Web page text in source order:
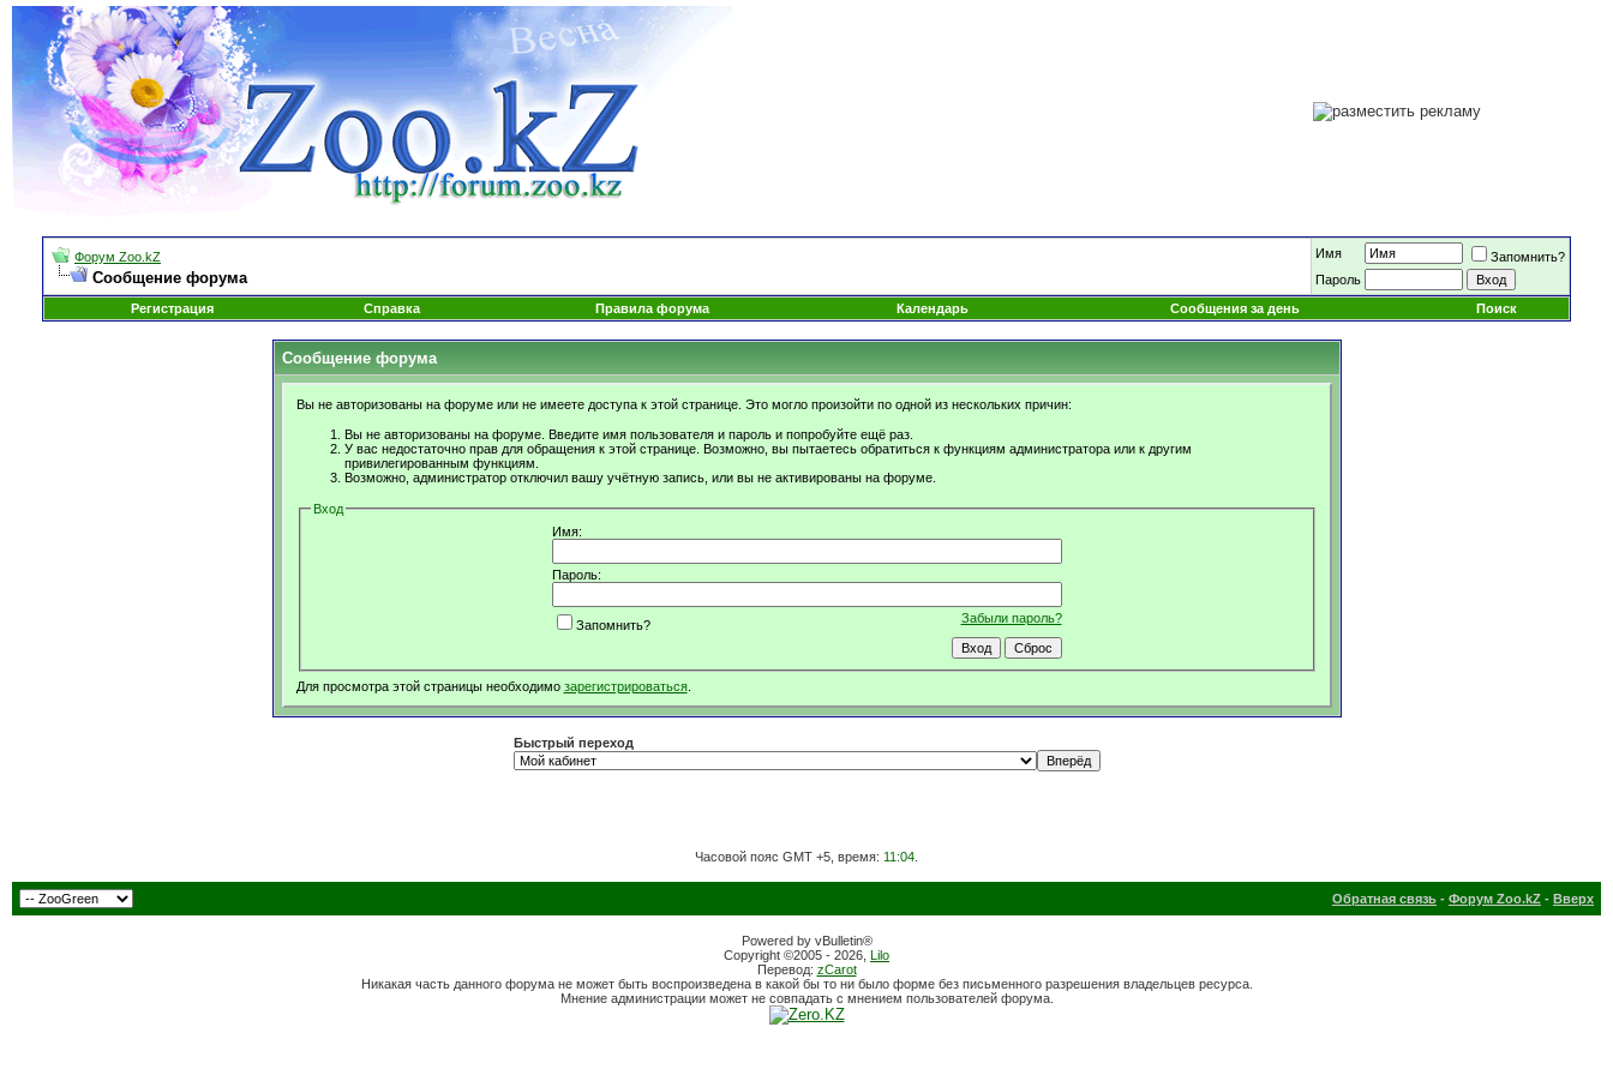
Форум Zoo.kZ
Сообщение форума
Имя
Запомнить?
Пароль
Регистрация
Справка Правила форума Календарь Сообщения за день Поиск
Сообщение форума
Вы не авторизованы на форуме или не имеете доступа к этой странице. Это могло произойти по одной из нескольких причин:
Вы не авторизованы на форуме. Введите имя пользователя и пароль и попробуйте ещё раз.
У вас недостаточно прав для обращения к этой странице. Возможно, вы пытаетесь обратиться к функциям администратора или к другим
привилегированным функциям.
Возможно, администратор отключил вашу учётную запись, или вы не активированы на форуме.
Вход
Имя:
Пароль:
Забыли пароль?
Запомнить?
Для просмотра этой страницы необходимо зарегистрироваться.
Быстрый переход
Часовой пояс GMT +5, время: 11:04
Обратная связь - Форум Zoo.kZ - Вверх
Powered by vBulletin®
Copyright ©2005 - 2026, Lilo
Перевод: zCarot
Никакая часть данного форума не может быть воспроизведена в какой бы то ни было форме без письменного разрешения владельцев ресурса.
Мнение администрации может не совпадать с мнением пользователей форума.